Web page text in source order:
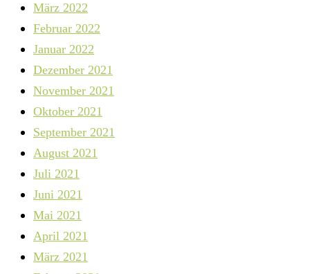
März 2022
Februar 2022
Januar 2022
Dezember 2021
November 2021
Oktober 2021
September 2021
August 2021
Juli 2021
Juni 2021
Mai 2021
April 2021
März 2021